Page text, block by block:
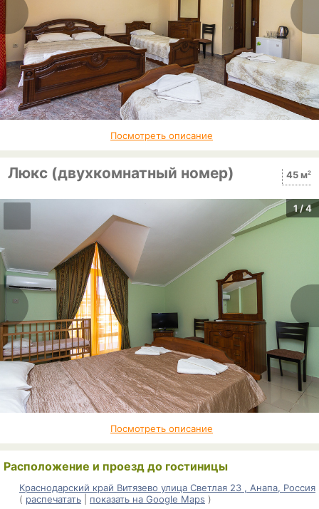
Посмотреть описание
45 м2
Люкс (двухкомнатный номер)
1/ 4
Посмотреть описание
Расположение и проезд до гостиницы
Краснодарский край Витязево улица Светлая 23 , Анапа, Россия
( распечатать показать на Google Maps )